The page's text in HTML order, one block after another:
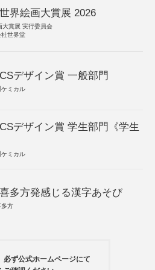
界絵画大賞展 2026
大賞展 実行委員会
世界堂
デザイン賞 一般部門
ミカル
デザイン賞 学生部門《学生
ミカル
多方発感じる漢字あそび
多方
必ず公式ホームページにて